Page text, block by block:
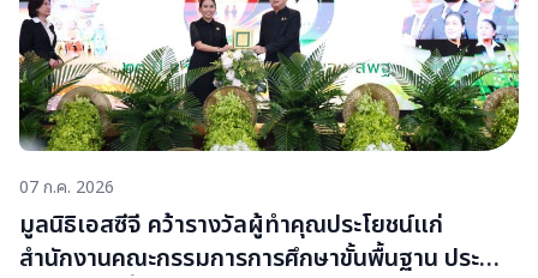
07 ก.ค. 2026
มูลนิธิเอสซีจี คว้ารางวัลผู้ทำคุณประโยชน์แก่
สำนักงานคณะกรรมการการศึกษาขั้นพื้นฐาน ประจำปี